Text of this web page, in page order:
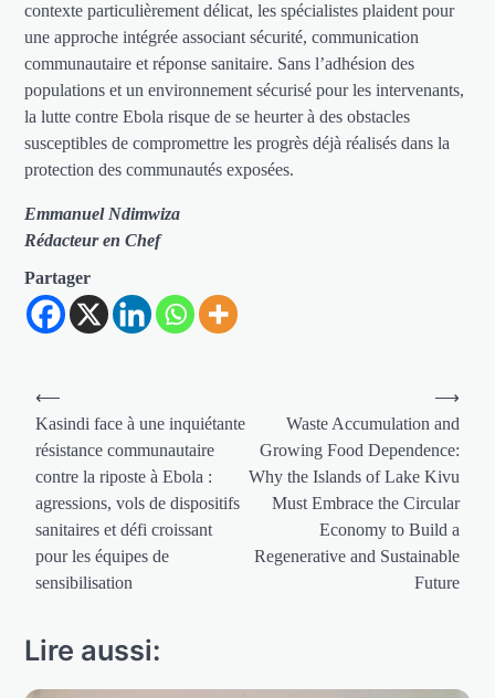
contexte particulièrement délicat, les spécialistes plaident pour
une approche intégrée associant sécurité, communication
communautaire et réponse sanitaire. Sans l’adhésion des
populations et un environnement sécurisé pour les intervenants,
la lutte contre Ebola risque de se heurter à des obstacles
susceptibles de compromettre les progrès déjà réalisés dans la
protection des communautés exposées.
Emmanuel Ndimwiza
Rédacteur en Chef
Partager
Navigation
de
l’article
⟵
Kasindi face à une inquiétante
résistance communautaire
contre la riposte à Ebola :
agressions, vols de dispositifs
sanitaires et défi croissant
pour les équipes de
sensibilisation
Waste Accumulation and
Growing Food Dependence:
Why the Islands of Lake Kivu
Must Embrace the Circular
Economy to Build a
Regenerative and Sustainable
Future
⟶
Lire aussi: